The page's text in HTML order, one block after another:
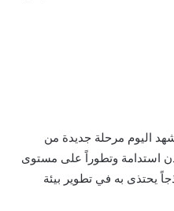
اليوم مرحلة جديدة من
استدامة وتطوراً على مستوى
يحتذى به في تطوير بيئة